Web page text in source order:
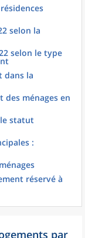
selon la
selon le type
dans la
des ménages en
le statut
:
réservé à
par